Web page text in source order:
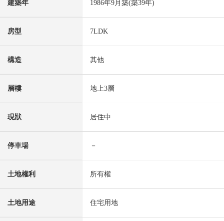
建築年 1986年9月築(築39年)
房型 7LDK
構造 其他
層樓 地上3層
現狀 居住中
停車場 －
土地權利 所有權
土地用途 住宅用地